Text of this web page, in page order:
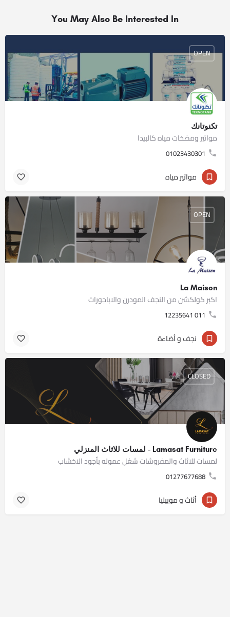
You May Also Be Interested In
تكنوتانك
مواتير ومضخات مياه كالبيدا
01023430301
OPEN
مواتير مياه
La Maison
اكبر كولكشن من النجف المودرن والاباجورات
011 12235641
OPEN
نجف و أضاءة
Lamasat Furniture - لمسات للاثاث المنزلي
لمسات للاثاث والمفروشات شغل عموله بأجود الاخشاب
01277677688
CLOSED
أثاث و موبيليا